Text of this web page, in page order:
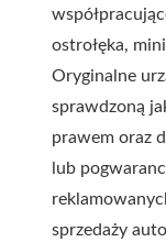
ostrołęka,
Oryginalne
sprawdzoną
prawem oraz
lub
sprzedaży